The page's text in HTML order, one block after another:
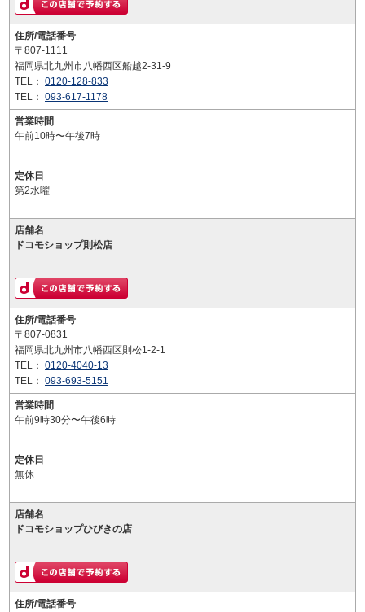
住所/電話番号
〒807-1111
福岡県北九州市八幡西区船越2-31-9
TEL： 0120-128-833
TEL： 093-617-1178
営業時間
午前10時〜午後7時
定休日
第2水曜
店舗名
ドコモショップ則松店
住所/電話番号
〒807-0831
福岡県北九州市八幡西区則松1-2-1
TEL： 0120-4040-13
TEL： 093-693-5151
営業時間
午前9時30分〜午後6時
定休日
無休
店舗名
ドコモショップひびきの店
住所/電話番号